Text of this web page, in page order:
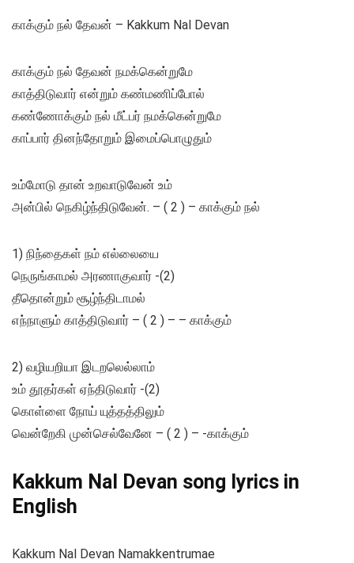
காக்கும் நல் தேவன் – Kakkum Nal Devan
காக்கும் நல் தேவன் நமக்கென்றுமே
காத்திடுவார் என்றும் கண்மணிப்போல்
கண்ணோக்கும் நல் மீட்பர் நமக்கென்றுமே
காப்பார் தினந்தோறும் இமைப்பொழுதும்
உம்மோடு தான் உறவாடுவேன் உம்
அன்பில் நெகிழ்ந்திடுவேன். – ( 2 ) – காக்கும் நல்
1) நிந்தைகள் நம் எல்லையை
நெருங்காமல் அரணாகுவார் -(2)
தீதொன்றும் சூழ்ந்திடாமல்
எந்நாளும் காத்திடுவார் – ( 2 ) – – காக்கும்
2) வழியறியா இடறலெல்லாம்
உம் தூதர்கள் ஏந்திடுவார் -(2)
கொள்ளை நோய் யுத்தத்திலும்
வென்றேகி முன்செல்வேனே – ( 2 ) – -காக்கும்
Kakkum Nal Devan song lyrics in
English
Kakkum Nal Devan Namakkentrumae